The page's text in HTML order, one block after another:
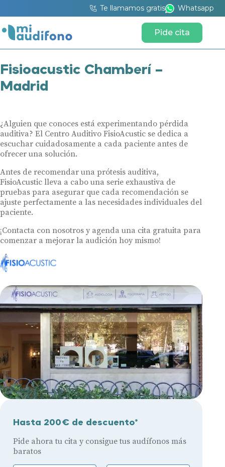
Te llamamos gratis Whatsapp
Pide cita
Fisioacustic Chamberí –
Madrid
¿Alguien que conoces está experimentando pérdida
auditiva? El Centro Auditivo FisioAcustic se dedica a
escuchar cuidadosamente a cada paciente antes de
ofrecer una solución.
Antes de recomendar una prótesis auditiva,
FisioAcustic lleva a cabo una serie exhaustiva de
pruebas para asegurar que cada recomendación se
ajuste perfectamente a las necesidades individuales del
paciente.
¡Contacta con nosotros y agenda una cita gratuita para
comenzar a mejorar la audición hoy mismo!
Hasta 200€ de descuento*
Pide ahora tu cita y consigue tus audífonos más
baratos